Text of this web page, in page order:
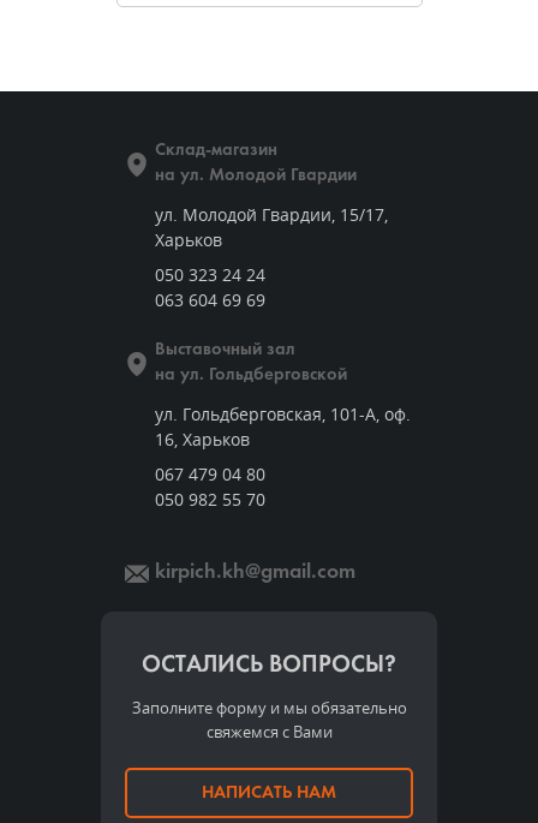
Склад-магазин
на ул. Молодой Гвардии
ул. Молодой Гвардии, 15/17,
Харьков
050 323 24 24
063 604 69 69
Выставочный зал
на ул. Гольдберговской
ул. Гольдберговская, 101-А, оф.
16, Харьков
067 479 04 80
050 982 55 70
kirpich.kh@gmail.com
ОСТАЛИСЬ ВОПРОСЫ?
Заполните форму и мы обязательно
свяжемся с Вами
НАПИСАТЬ НАМ